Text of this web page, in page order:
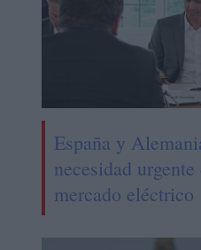
España y
necesidad
mercado eléctrico